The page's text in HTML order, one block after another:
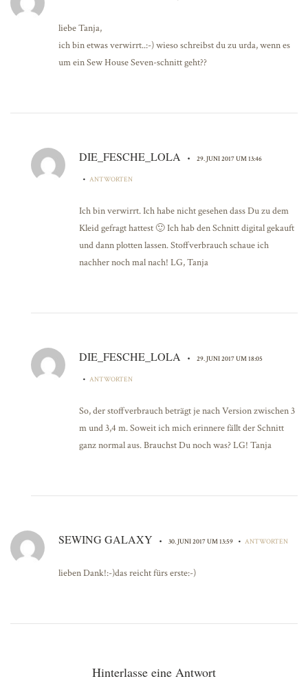
liebe Tanja,
ich bin etwas verwirrt..:-) wieso schreibst du zu urda, wenn es
um ein Sew House Seven-schnitt geht??
DIE_FESCHE_LOLA • 29. JUNI 2017 UM 13:46
• ANTWORTEN
Ich bin verwirrt. Ich habe nicht gesehen dass Du zu dem
Kleid gefragt hattest 🙂 Ich hab den Schnitt digital gekauft
und dann plotten lassen. Stoffverbrauch schaue ich
nachher noch mal nach! LG, Tanja
DIE_FESCHE_LOLA • 29. JUNI 2017 UM 18:05
• ANTWORTEN
So, der stoffverbrauch beträgt je nach Version zwischen 3
m und 3,4 m. Soweit ich mich erinnere fällt der Schnitt
ganz normal aus. Brauchst Du noch was? LG! Tanja
SEWING GALAXY • 30. JUNI 2017 UM 13:59 • ANTWORTEN
lieben Dank!:-)das reicht fürs erste:-)
Hinterlasse eine Antwort